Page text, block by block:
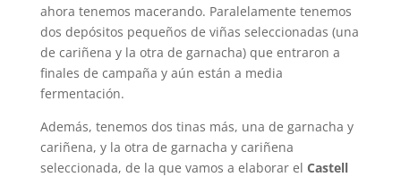
ahora tenemos macerando. Paralelamente tenemos
dos depósitos pequeños de viñas seleccionadas (una
de cariñena y la otra de garnacha) que entraron a
finales de campaña y aún están a media
fermentación.
Además, tenemos dos tinas más, una de garnacha y
cariñena, y la otra de garnacha y cariñena
seleccionada, de la que vamos a elaborar el Castell